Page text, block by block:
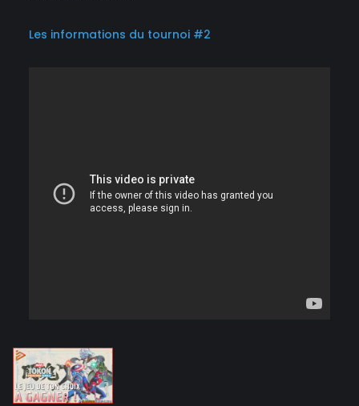
Les informations du tournoi #2